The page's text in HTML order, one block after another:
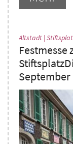
Altstadt |
Festmesse
September